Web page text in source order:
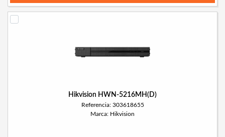
Hikvision HWN-5216MH(D)
Referencia: 303618655
Marca: Hikvision